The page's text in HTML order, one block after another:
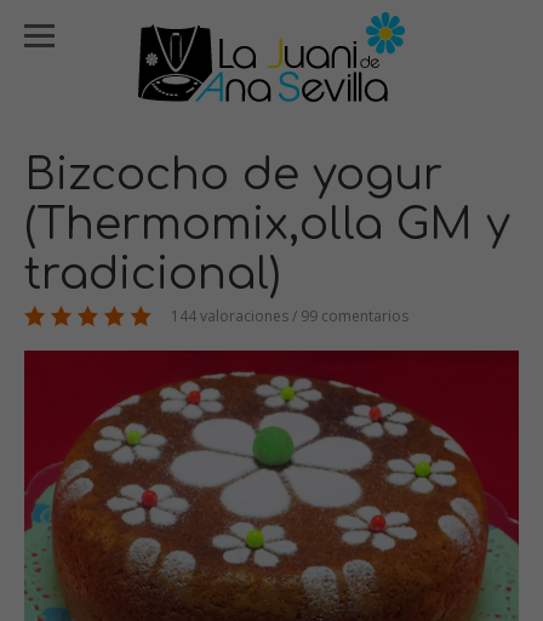
Bizcocho de yogur
(Thermomix,olla GM y
tradicional)
144 valoraciones / 99 comentarios